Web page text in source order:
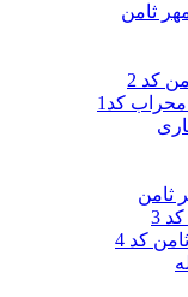
ثامن
کد 2
کد1
ثامن
3
کد 4